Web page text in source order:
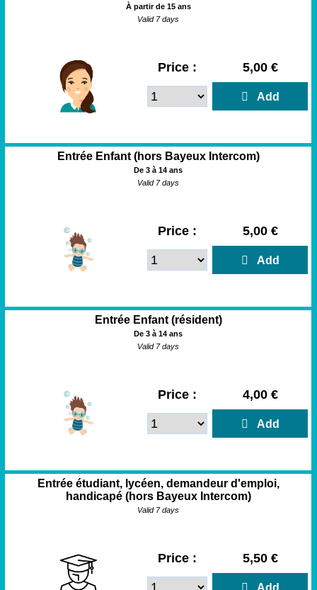
À partir de 15 ans
Valid 7 days
Price : 5,00 €
Add
Entrée Enfant (hors Bayeux Intercom)
De 3 à 14 ans
Valid 7 days
Price : 5,00 €
Add
Entrée Enfant (résident)
De 3 à 14 ans
Valid 7 days
Price : 4,00 €
Add
Entrée étudiant, lycéen, demandeur d'emploi,
handicapé (hors Bayeux Intercom)
Valid 7 days
Price : 5,50 €
Add